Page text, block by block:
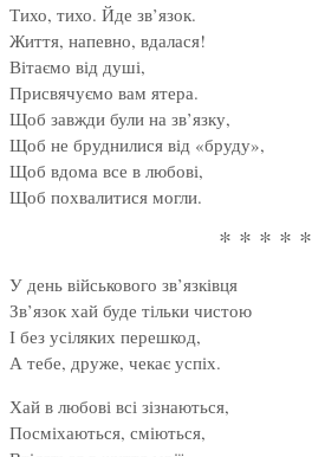
Тихо, тихо. Йде зв’язок.
Життя, напевно, вдалася!
Вітаємо від душі,
Присвячуємо вам ятера.
Щоб завжди були на зв’язку,
Щоб не бруднилися від «бруду»,
Щоб вдома все в любові,
Щоб похвалитися могли.
* * * * *
У день військового зв’язківця
Зв’язок хай буде тільки чистою
І без усіляких перешкод,
А тебе, друже, чекає успіх.
Хай в любові всі зізнаються,
Посміхаються, сміються,